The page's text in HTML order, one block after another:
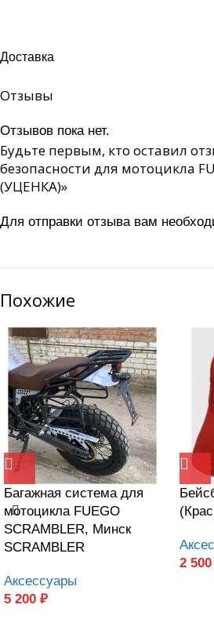
Доставка
Отзывы
Отзывов пока нет.
Будьте первым, кто оставил
безопасности для мотоцикла
(УЦЕНКА)»
Для отправки отзыва вам
Похожие
Багажная система для
мотоцикла FUEGO
SCRAMBLER, Минск
SCRAMBLER
Аксессуары
5 200 ₽
2 500